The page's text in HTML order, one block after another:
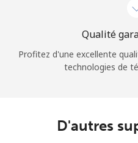
Qualité
Profitez d'une excellente
technologies de
D'autres